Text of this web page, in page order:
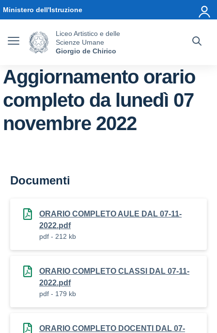
Ministero dell'Istruzione
Liceo Artistico e delle
Scienze Umane
Giorgio de Chirico
Aggiornamento orario
completo da lunedì 07
novembre 2022
Documenti
ORARIO COMPLETO AULE DAL 07-11-
2022.pdf
pdf - 212 kb
ORARIO COMPLETO CLASSI DAL 07-11-
2022.pdf
pdf - 179 kb
ORARIO COMPLETO DOCENTI DAL 07-